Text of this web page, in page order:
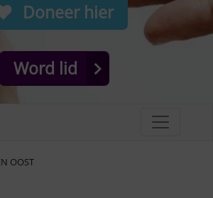
Doneer hier
Word lid
OOST